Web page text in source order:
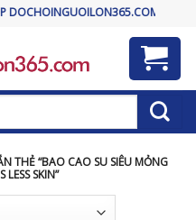
DOCHOINGUOILON365.COM
THẺ “BAO CAO SU SIÊU MỎNG
LESS SKIN”